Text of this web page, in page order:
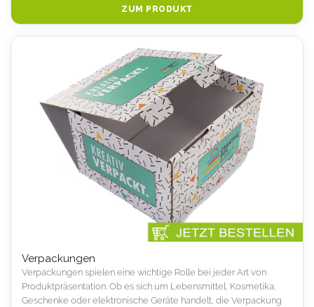
ZUM PRODUKT
Verpackungen
Verpackungen spielen eine wichtige Rolle bei jeder Art von
Produktpräsentation. Ob es sich um Lebensmittel, Kosmetika,
Geschenke oder elektronische Geräte handelt, die Verpackung